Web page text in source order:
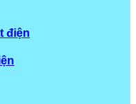
điện